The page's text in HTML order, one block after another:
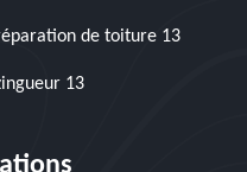
de toiture 13
13